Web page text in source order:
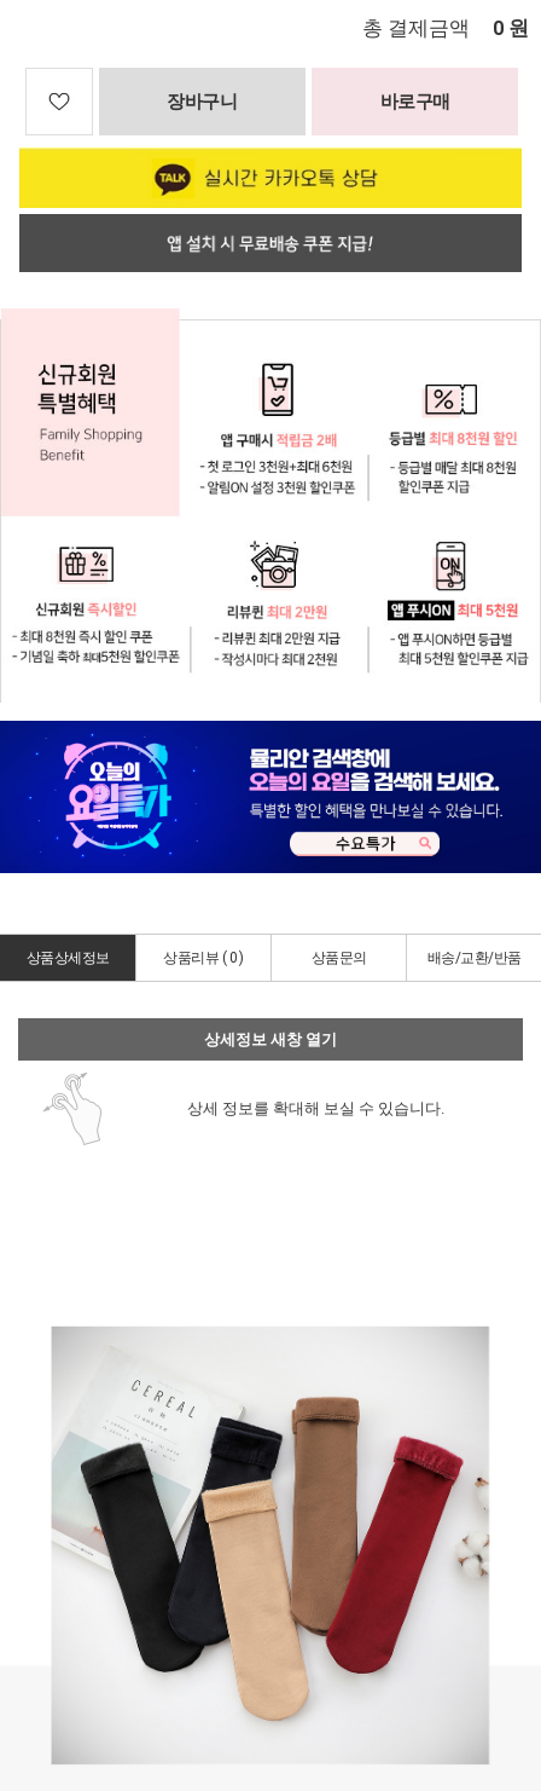
총 결제금액 0 원
장바구니 바로구매
상품상세정보 상품리뷰 (0) 상품문의 배송/교환/반품
상세정보 새창 열기
상세 정보를 확대해 보실 수 있습니다.